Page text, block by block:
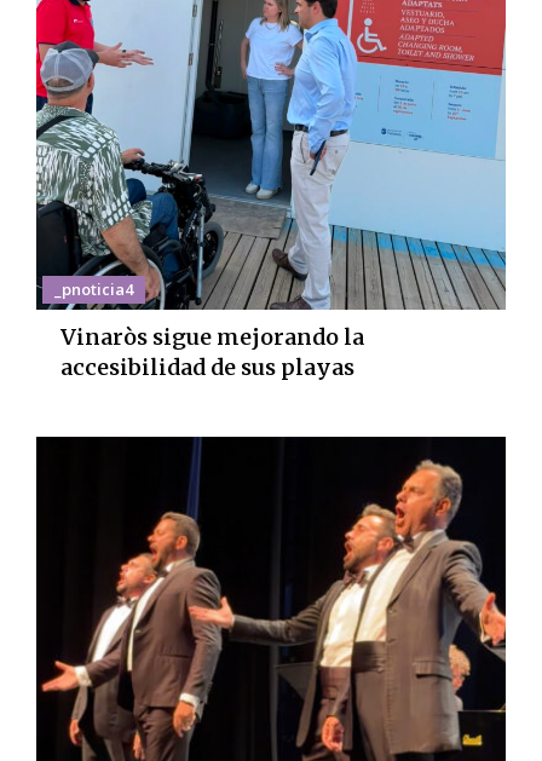
_pnoticia4
Vinaròs sigue mejorando la
accesibilidad de sus playas